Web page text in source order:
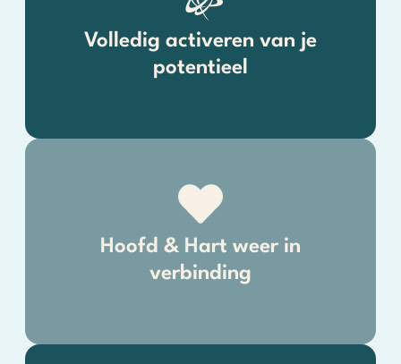
Volledig activeren van je
potentieel
Hoofd & Hart weer in
verbinding